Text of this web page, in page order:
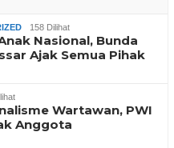
158 Dilihat
Nasional, Bunda
Ajak Semua Pihak
Wartawan, PWI
Anggota